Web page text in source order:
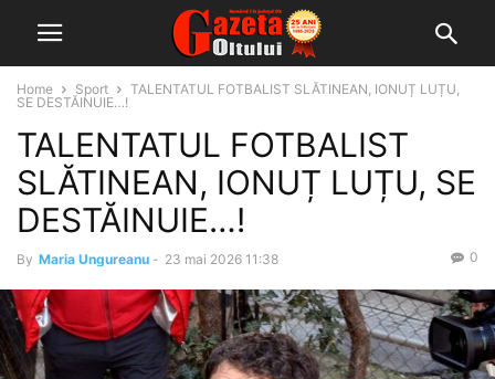
Home Sport
TALENTATUL FOTBALIST SLĂTINEAN, IONUȚ LUȚU,
SE DESTĂINUIE…!
TALENTATUL FOTBALIST
SLĂTINEAN, IONUȚ LUȚU, SE
DESTĂINUIE…!
By Maria Ungureanu - 23 mai 2026 11:38 0